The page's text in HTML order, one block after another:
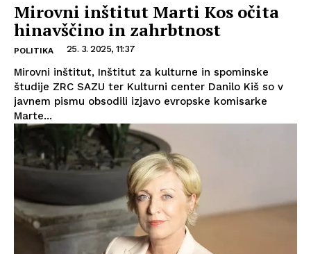
Mirovni inštitut Marti Kos očita
hinavščino in zahrbtnost
POLITIKA 25. 3. 2025, 11:37
Mirovni inštitut, Inštitut za kulturne in spominske
študije ZRC SAZU ter Kulturni center Danilo Kiš so v
javnem pismu obsodili izjavo evropske komisarke
Marte...